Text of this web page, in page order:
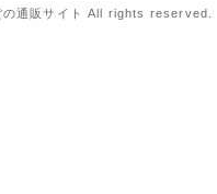
通販サイト All rights reserved.